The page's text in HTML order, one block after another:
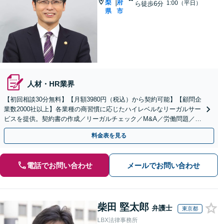
梨
県
|府
市
ら徒歩6分 1:00（平日）
人材・HR業界
【初回相談30分無料】【月額3980円（税込）から契約可能】【顧問企
業数2000社以上】各業種の商習慣に応じたハイレベルなリーガルサー
ビスを提供。契約書の作成／リーガルチェック／M&A／労働問題／知
的財産等、お任せください【他士業連携可能】
料金表を見る
電話でお問い合わせ メールでお問い合わせ
柴田 堅太郎 弁護士 東京都
LBX法律事務所